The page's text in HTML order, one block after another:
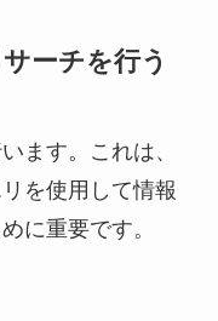
ーチを行う
ます。これは、
を使用して情報
に重要です。